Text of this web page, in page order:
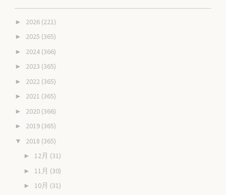
► 2026 (221)
► 2025 (365)
► 2024 (366)
► 2023 (365)
► 2022 (365)
► 2021 (365)
► 2020 (366)
► 2019 (365)
▼ 2018 (365)
► 12月 (31)
► 11月 (30)
► 10月 (31)